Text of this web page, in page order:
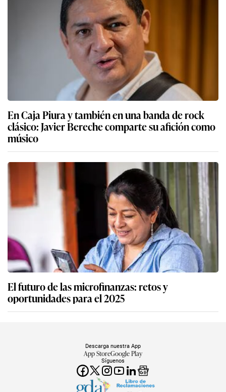
En Caja Piura y también en una banda de rock
clásico: Javier Bereche comparte su afición como
músico
El futuro de las microfinanzas: retos y
oportunidades para el 2025
Síguenos
Descarga nuestra App
App StoreGoogle Play